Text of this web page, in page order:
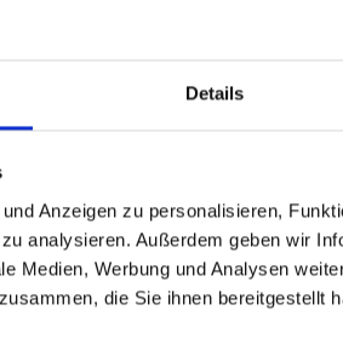
Details
Anzeigen zu personalisieren,
analysieren. Außerdem geben wir
Medien, Werbung und Analysen
die Sie ihnen bereitgestellt